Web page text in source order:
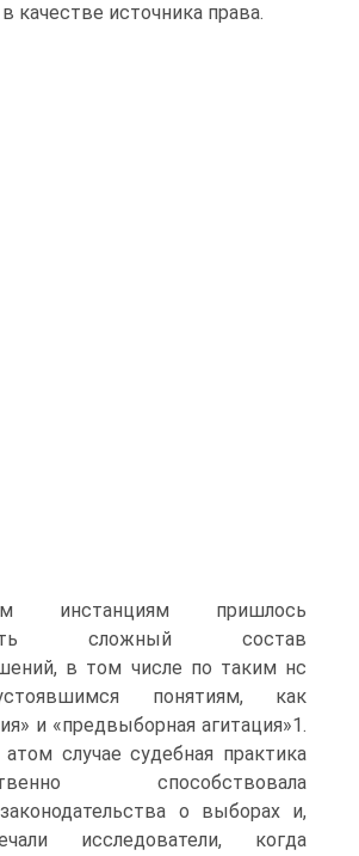
качестве источника права.
инстанциям пришлось
сложный состав
в том числе по таким нс
понятиям, как
и «предвыборная агитация»1.
случае судебная практика
способствовала
о выборах и,
исследователи, когда